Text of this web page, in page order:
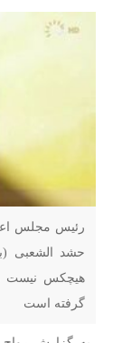
رئیس مجلس
حشد الشعبی
هیچکس نیست
گرفته است